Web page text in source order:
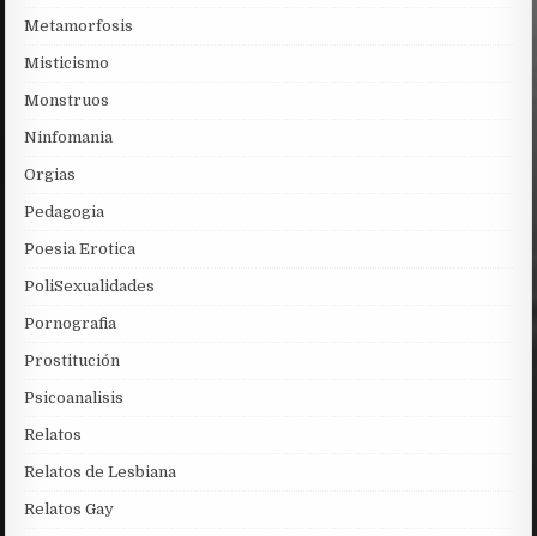
Metamorfosis
Misticismo
Monstruos
Ninfomania
Orgias
Pedagogia
Poesia Erotica
PoliSexualidades
Pornografia
Prostitución
Psicoanalisis
Relatos
Relatos de Lesbiana
Relatos Gay